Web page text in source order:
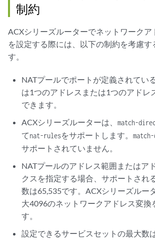
制約
ACXシリーズルーターでネットワークア
を設定する際には、以下の制約を考慮す
す。
NATプールでポートが定義されてい
は1つのアドレスまたは1つのアドレ
できます。
ACXシリーズルーターは、match-
てnat-rulesをサポートします。
サポートされていません。
NATプールのアドレス範囲またはア
クスを指定する場合、サポートされ
数は65,535です。ACXシリーズルー
大4096のネットワークアドレス変換
す。
設定できるサービスセットの最大数